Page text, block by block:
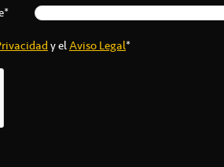
y elAviso Legal*